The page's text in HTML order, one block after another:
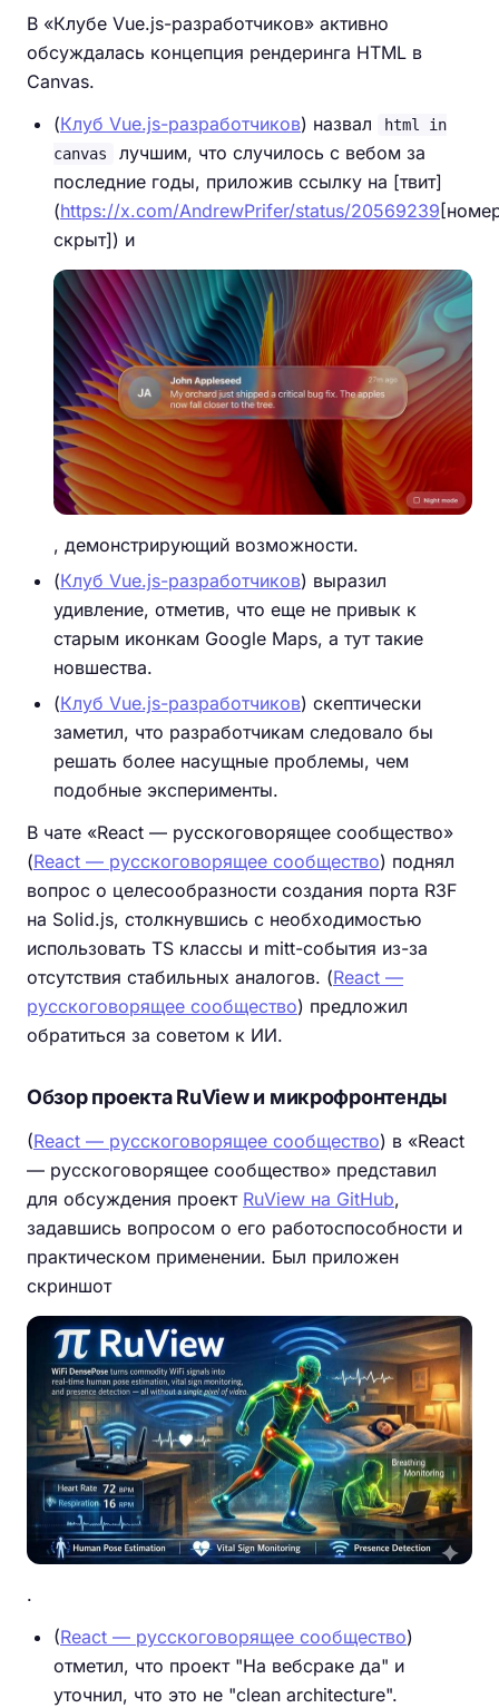
В «Клубе Vue.js-разработчиков» активно
обсуждалась концепция рендеринга HTML в
Canvas.
(Клуб Vue.js-разработчиков) назвал
html in
canvas
лучшим, что случилось с вебом за
последние годы, приложив ссылку на [твит]
(https://x.com/AndrewPrifer/status/20569239
скрыт]) и
, демонстрирующий возможности.
(Клуб Vue.js-разработчиков) выразил
удивление, отметив, что еще не привык к
старым иконкам Google Maps, а тут такие
новшества.
(Клуб Vue.js-разработчиков) скептически
заметил, что разработчикам следовало бы
решать более насущные проблемы, чем
подобные эксперименты.
В чате «React — русскоговорящее сообщество»
(React — русскоговорящее сообщество) поднял
вопрос о целесообразности создания порта R3F
на Solid.js, столкнувшись с необходимостью
использовать TS классы и mitt-события из-за
отсутствия стабильных аналогов. (React —
русскоговорящее сообщество) предложил
обратиться за советом к ИИ.
Обзор проекта RuView и микрофронтенды
(React — русскоговорящее сообщество) в «React
— русскоговорящее сообщество» представил
для обсуждения проект RuView на GitHub,
задавшись вопросом о его работоспособности и
практическом применении. Был приложен
скриншот
.
(React — русскоговорящее сообщество)
отметил, что проект "На вебсраке да" и
уточнил, что это не "clean architecture".